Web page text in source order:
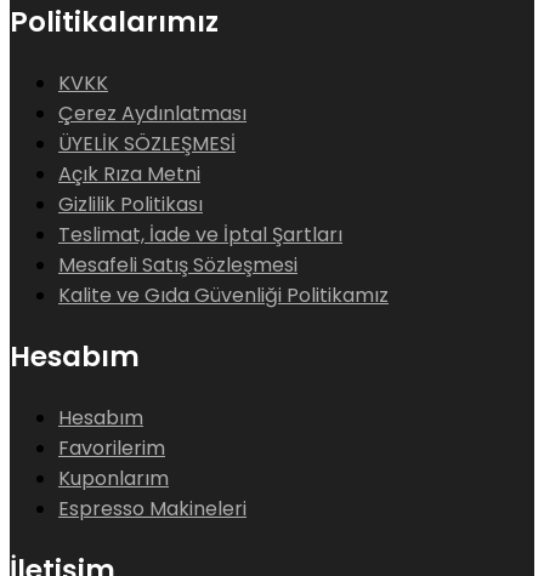
Politikalarımız
KVKK
Çerez Aydınlatması
ÜYELİK SÖZLEŞMESİ
Açık Rıza Metni
Gizlilik Politikası
Teslimat, İade ve İptal Şartları
Mesafeli Satış Sözleşmesi
Kalite ve Gıda Güvenliği Politikamız
Hesabım
Hesabım
Favorilerim
Kuponlarım
Espresso Makineleri